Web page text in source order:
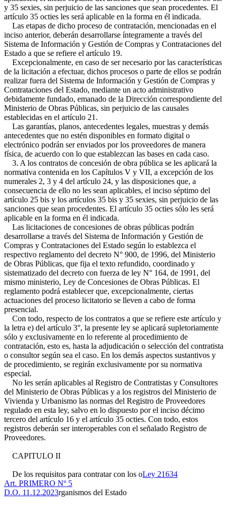
y 35 sexies, sin perjuicio de las sanciones que sean procedentes. El
artículo 35 octies les será aplicable en la forma en él indicada.
Las etapas de dicho proceso de contratación, mencionadas en el
inciso anterior, deberán desarrollarse íntegramente a través del
Sistema de Información y Gestión de Compras y Contrataciones del
Estado a que se refiere el artículo 19.
Excepcionalmente, en caso de ser necesario por las características
de la licitación a efectuar, dichos procesos o parte de ellos se podrán
realizar fuera del Sistema de Información y Gestión de Compras y
Contrataciones del Estado, mediante un acto administrativo
debidamente fundado, emanado de la Dirección correspondiente del
Ministerio de Obras Públicas, sin perjuicio de las causales
establecidas en el artículo 21.
Las garantías, planos, antecedentes legales, muestras y demás
antecedentes que no estén disponibles en formato digital o
electrónico podrán ser enviados por los proveedores de manera
física, de acuerdo con lo que establezcan las bases en cada caso.
3. A los contratos de concesión de obra pública se les aplicará la
normativa contenida en los Capítulos V y VII, a excepción de los
numerales 2, 3 y 4 del artículo 24, y las disposiciones que, a
consecuencia de ello no les sean aplicables, el inciso séptimo del
artículo 25 bis y los artículos 35 bis y 35 sexies, sin perjuicio de las
sanciones que sean procedentes. El artículo 35 octies sólo les será
aplicable en la forma en él indicada.
Las licitaciones de concesiones de obras públicas podrán
desarrollarse a través del Sistema de Información y Gestión de
Compras y Contrataciones del Estado según lo establezca el
respectivo reglamento del decreto N° 900, de 1996, del Ministerio
de Obras Públicas, que fija el texto refundido, coordinado y
sistematizado del decreto con fuerza de ley N° 164, de 1991, del
mismo ministerio, Ley de Concesiones de Obras Públicas. El
reglamento podrá establecer que, excepcionalmente, ciertas
actuaciones del proceso licitatorio se lleven a cabo de forma
presencial.
Con todo, respecto de los contratos a que se refiere este artículo y
la letra e) del artículo 3°, la presente ley se aplicará supletoriamente
sólo y exclusivamente en lo referente al procedimiento de
contratación, esto es, hasta la adjudicación o selección del contratista
o consultor según sea el caso. En los demás aspectos sustantivos y
de procedimiento, se regirán exclusivamente por su normativa
especial.
No les serán aplicables al Registro de Contratistas y Consultores
del Ministerio de Obras Públicas y a los registros del Ministerio de
Vivienda y Urbanismo las normas del Registro de Proveedores
regulado en esta ley, salvo en lo dispuesto por el inciso décimo
tercero del artículo 16 y el artículo 35 octies. Con todo, estos
registros deberán ser interoperables con el señalado Registro de
Proveedores.
CAPITULO II
De los requisitos para contratar con los oLey 21634
Art. PRIMERO Nº 5
D.O. 11.12.2023rganismos del Estado